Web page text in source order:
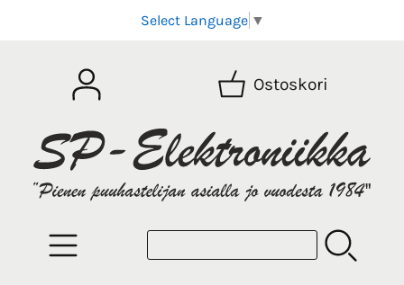
Select Language ▼
Ostoskori